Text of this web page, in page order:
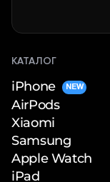
КАТАЛОГ
iPhone NEW
AirPods
Xiaomi
Samsung
Apple Watch
iPad